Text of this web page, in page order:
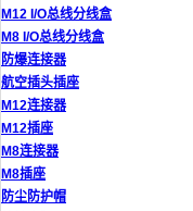
M12 I/O总线分线盒
M8 I/O总线分线盒
防爆连接器
航空插头插座
M12连接器
M12插座
M8连接器
M8插座
防尘防护帽